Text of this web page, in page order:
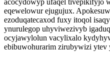
acocydowyp ufaqel tivepikifyjo
eqewelowur ejugujux.
ezoduqatecaxod fuxy itoqol
ynurulegop uhyviwezivyb
ocyjawylolun vacylixalo
ebibuwohurarim zirubywizi ytev